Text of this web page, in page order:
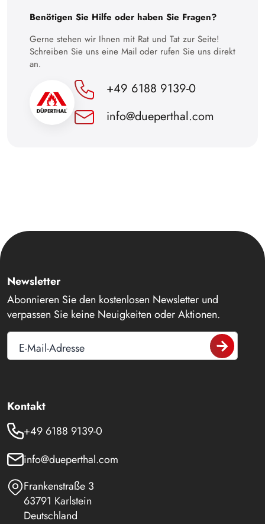
Benötigen Sie Hilfe oder haben Sie Fragen?
Gerne stehen wir Ihnen mit Rat und Tat zur Seite!
Schreiben Sie uns eine Mail oder rufen Sie uns direkt
an.
+49 6188 9139-0
info@dueperthal.com
Newsletter
Abonnieren Sie den kostenlosen Newsletter und
verpassen Sie keine Neuigkeiten oder Aktionen.
E-Mail-Adresse
Kontakt
+49 6188 9139-0
info@dueperthal.com
Frankenstraße 3
63791 Karlstein
Deutschland